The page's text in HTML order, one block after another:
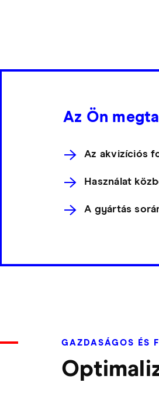
Az Ön
Az akvizíciós
Használat
A gyártás
GAZDASÁGOS ÉS